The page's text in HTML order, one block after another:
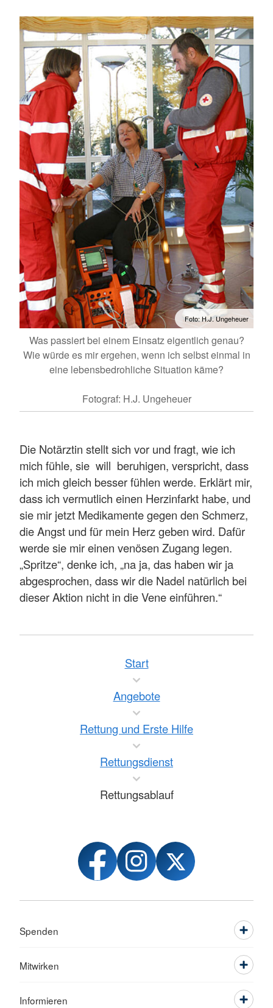
Foto: H.J. Ungeheuer
Was passiert bei einem Einsatz eigentlich genau?
Wie würde es mir ergehen, wenn ich selbst einmal in
eine lebensbedrohliche Situation käme?
Fotograf: H.J. Ungeheuer
Die Notärztin stellt sich vor und fragt, wie ich
mich fühle, sie will beruhigen, verspricht, dass
ich mich gleich besser fühlen werde. Erklärt mir,
dass ich vermutlich einen Herzinfarkt habe, und
sie mir jetzt Medikamente gegen den Schmerz,
die Angst und für mein Herz geben wird. Dafür
werde sie mir einen venösen Zugang legen.
„Spritze“, denke ich, „na ja, das haben wir ja
abgesprochen, dass wir die Nadel natürlich bei
dieser Aktion nicht in die Vene einführen.“
Start
Angebote
Rettung und Erste Hilfe
Rettungsdienst
Rettungsablauf
Spenden
Mitwirken
Informieren